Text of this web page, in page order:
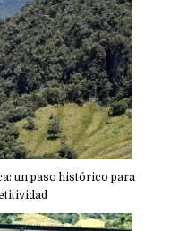
un paso histórico para